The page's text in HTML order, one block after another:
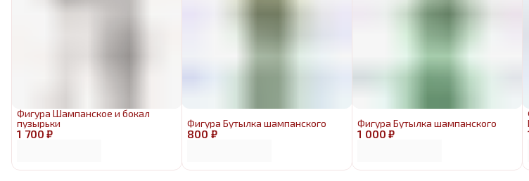
1 700 ₽
Фигура Шампанское и бокал
пузырьки
800 ₽
Фигура Бутылка шампанского
1 000 ₽
Фигура Бутылка шампанского